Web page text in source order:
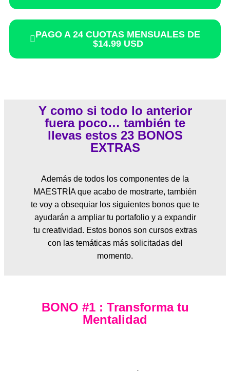
PAGO A 24 CUOTAS MENSUALES DE
$14.99 USD
Y como si todo lo anterior
fuera poco… también te
llevas estos 23 BONOS
EXTRAS
Además de todos los componentes de la
MAESTRÍA que acabo de mostrarte, también
te voy a obsequiar los siguientes bonos que te
ayudarán a ampliar tu portafolio y a expandir
tu creatividad. Estos bonos son cursos extras
con las temáticas más solicitadas del
momento.
BONO #1 : Transforma tu
Mentalidad